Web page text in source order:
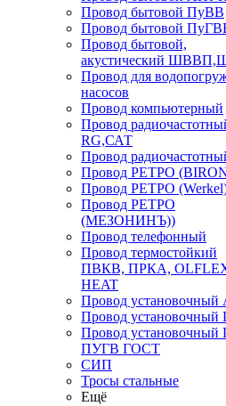
Провод бытовой ПуВВ
Провод бытовой
Провод бытовой,
акустический
Провод для
насосов
Провод компьютерный
Провод
RG,САТ
Провод
Провод РЕТРО
Провод РЕТРО
Провод РЕТРО
(МЕЗОНИНЪ))
Провод телефонный
Провод термостойкий
ПВКВ, ПРКА,
HEAT
Провод
Провод
Провод
ПУГВ ГОСТ
СИП
Тросы стальные
Ещё